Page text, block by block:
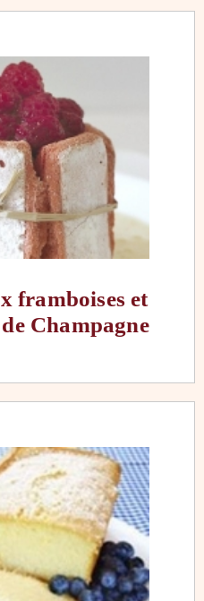
framboises et
Champagne